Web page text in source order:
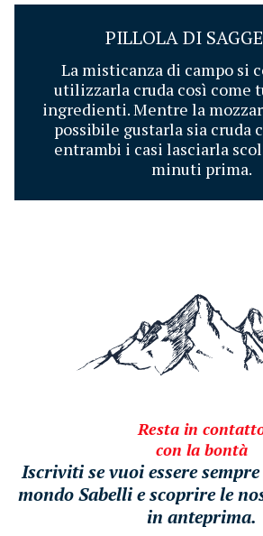
PILLOLA DI
La misticanza di campo si
utilizzarla cruda così
ingredienti. Mentre la
possibile gustarla sia cruda
entrambi i casi lasciarla
minuti prima.
Resta in
con la bontà
Iscriviti se vuoi essere
mondo Sabelli e scoprire le
in anteprima.